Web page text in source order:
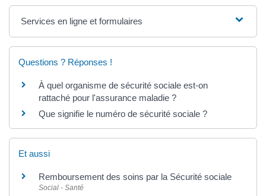
Services en ligne et formulaires
Questions ? Réponses !
À quel organisme de sécurité sociale est-on
rattaché pour l'assurance maladie ?
Que signifie le numéro de sécurité sociale ?
Et aussi
Remboursement des soins par la Sécurité sociale
Social - Santé